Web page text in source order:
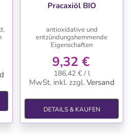
Pracaxiöl BIO
antioxidative und
entzündungshemmende
Eigenschaften
9,32 €
186,42 € / l
MwSt. inkl. zzgl. Versand
DETAILS & KAUFEN